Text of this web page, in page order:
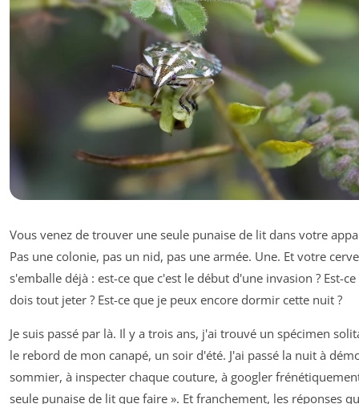
Vous venez de trouver une seule punaise de lit dans votre
Pas une colonie, pas un nid, pas une armée. Une. Et votre
s'emballe déjà : est-ce que c'est le début d'une invasion ? Est-
dois tout jeter ? Est-ce que je peux encore dormir cette nuit ?
Je suis passé par là. Il y a trois ans, j'ai trouvé un spécimen
le rebord de mon canapé, un soir d'été. J'ai passé la nuit à
sommier, à inspecter chaque couture, à googler
seule punaise de lit que faire ». Et franchement, les réponses